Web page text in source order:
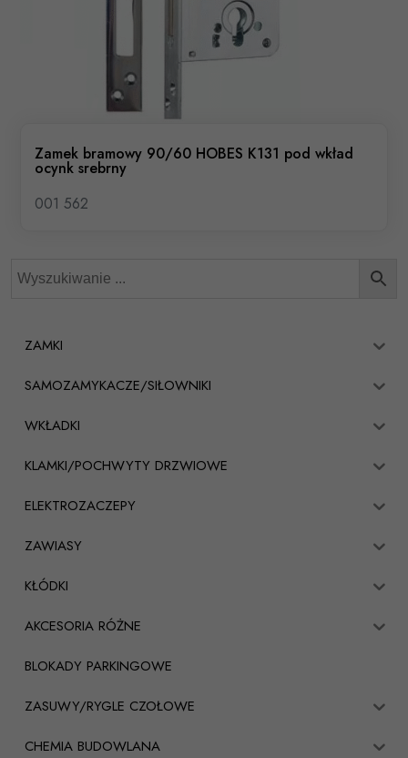
Zamek bramowy 90/60 HOBES K131 pod wkład
ocynk srebrny
001 562
ZAMKI
SAMOZAMYKACZE/SIŁOWNIKI
WKŁADKI
KLAMKI/POCHWYTY DRZWIOWE
ELEKTROZACZEPY
ZAWIASY
KŁÓDKI
AKCESORIA RÓŻNE
BLOKADY PARKINGOWE
ZASUWY/RYGLE CZOŁOWE
CHEMIA BUDOWLANA